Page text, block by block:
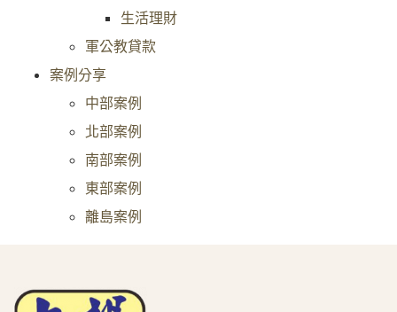
生活理財
軍公教貸款
案例分享
中部案例
北部案例
南部案例
東部案例
離島案例